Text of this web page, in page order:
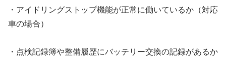
・アイドリングストップ機能が正常に働いているか（対応
車の場合）
・点検記録簿や整備履歴にバッテリー交換の記録があるか